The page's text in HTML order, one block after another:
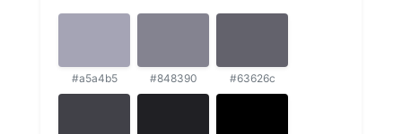
#a5a4b5 #848390 #63626c